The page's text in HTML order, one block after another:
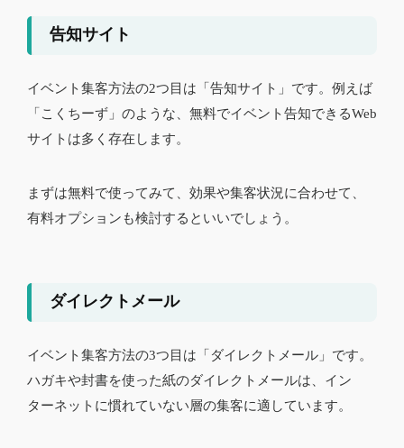
告知サイト
イベント集客方法の2つ目は「告知サイト」です。例えば
「こくちーず」のような、無料でイベント告知できるWeb
サイトは多く存在します。
まずは無料で使ってみて、効果や集客状況に合わせて、
有料オプションも検討するといいでしょう。
ダイレクトメール
イベント集客方法の3つ目は「ダイレクトメール」です。
ハガキや封書を使った紙のダイレクトメールは、イン
ターネットに慣れていない層の集客に適しています。